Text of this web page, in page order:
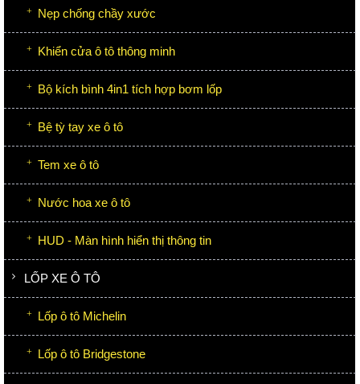
Nẹp chống chầy xước
Khiển cửa ô tô thông minh
Bộ kích bình 4in1 tích hợp bơm lốp
Bệ tỳ tay xe ô tô
Tem xe ô tô
Nước hoa xe ô tô
HUD - Màn hình hiển thị thông tin
LỐP XE Ô TÔ
Lốp ô tô Michelin
Lốp ô tô Bridgestone